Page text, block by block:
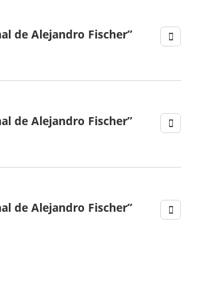
de Alejandro Fischer”
de Alejandro Fischer”
de Alejandro Fischer”